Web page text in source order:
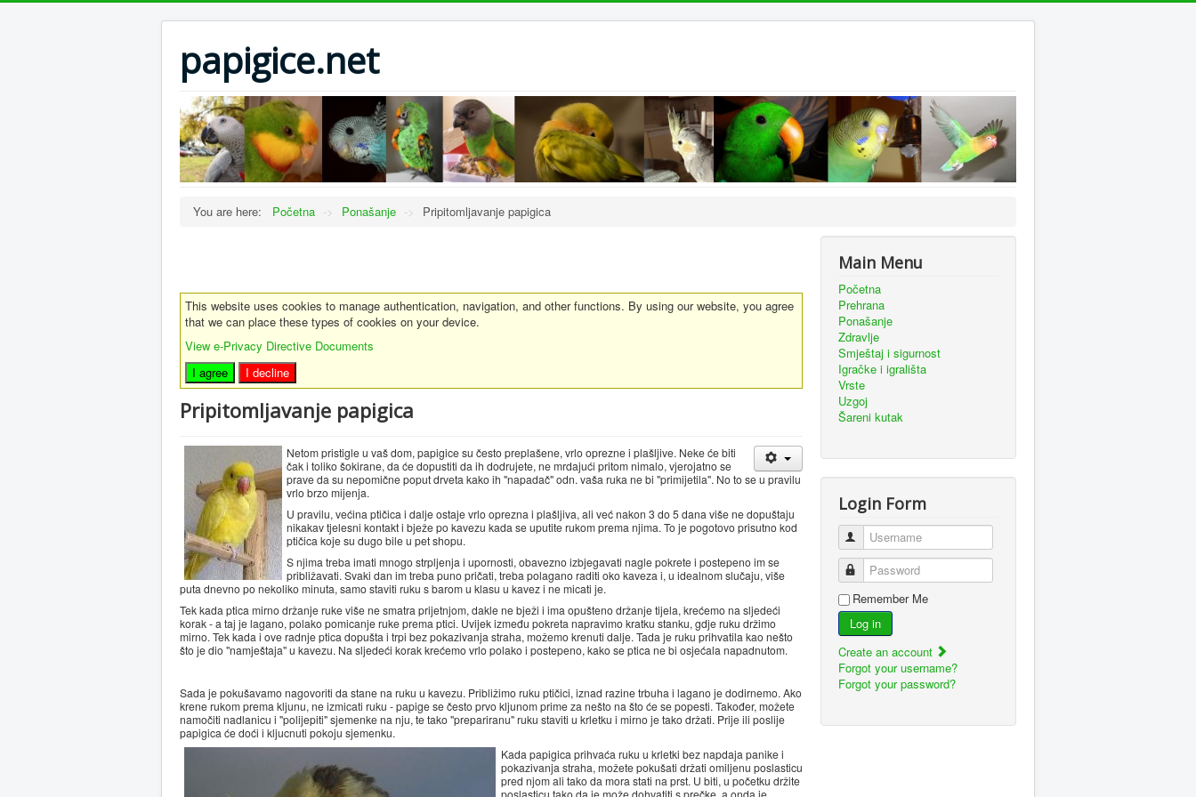
papigice.net
You are here: Početna -> Ponašanje -> Pripitomljavanje papigica
This website uses cookies to manage authentication, navigation, and other functions. By using our website, you agree
that we can place these types of cookies on your device.
View e-Privacy Directive Documents
I agree
I decline
Pripitomljavanje papigica
Netom pristigle u vaš dom, papigice su često preplašene, vrlo oprezne i plašljive. Neke će biti
čak i toliko šokirane, da će dopustiti da ih dodrujete, ne mrdajući pritom nimalo, vjerojatno se
prave da su nepomične poput drveta kako ih "napadač" odn. vaša ruka ne bi "primijetila". No to se u pravilu
vrlo brzo mijenja.
U pravilu, većina ptičica i dalje ostaje vrlo oprezna i plašljiva, ali već nakon 3 do 5 dana više ne dopuštaju
nikakav tjelesni kontakt i bježe po kavezu kada se uputite rukom prema njima. To je pogotovo prisutno kod
ptičica koje su dugo bile u pet shopu.
S njima treba imati mnogo strpljenja i upornosti, obavezno izbjegavati nagle pokrete i postepeno im se
približavati. Svaki dan im treba puno pričati, treba polagano raditi oko kaveza i, u idealnom slučaju, više
puta dnevno po nekoliko minuta, samo staviti ruku s barom u klasu u kavez i ne micati je.
Tek kada ptica mirno držanje ruke više ne smatra prijetnjom, dakle ne bježi i ima opušteno držanje tijela, krećemo na sljedeći
korak - a taj je lagano, polako pomicanje ruke prema ptici. Uvijek između pokreta napravimo kratku stanku, gdje ruku držimo
mirno. Tek kada i ove radnje ptica dopušta i trpi bez pokazivanja straha, možemo krenuti dalje. Tada je ruku prihvatila kao nešto
što je dio "namještaja" u kavezu. Na sljedeći korak krećemo vrlo polako i postepeno, kako se ptica ne bi osjećala napadnutom.
Sada je pokušavamo nagovoriti da stane na ruku u kavezu. Približimo ruku ptičici, iznad razine trbuha i lagano je dodirnemo. Ako
krene rukom prema kljunu, ne izmicati ruku - papige se često prvo kljunom prime za nešto na što će se popesti. Također, možete
namočiti nadlanicu i "polijepiti" sjemenke na nju, te tako "prepariranu" ruku staviti u krletku i mirno je tako držati. Prije ili poslije
papigica će doći i kljucnuti pokoju sjemenku.
Kada papigica prihvaća ruku u krletki bez napdaja panike i
pokazivanja straha, možete pokušati držati omiljenu poslasticu
pred njom ali tako da mora stati na prst. U biti, u početku držite
poslasticu tako da je može dohvatiti s prečke, a onda je
Main Menu
Početna
Prehrana
Ponašanje
Zdravlje
Smještaj i sigurnost
Igračke i igrališta
Vrste
Uzgoj
Šareni kutak
Login Form
Username
Password
Remember Me
Log in
Create an account
Forgot your username?
Forgot your password?